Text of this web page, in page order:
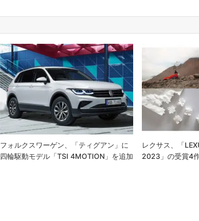
フォルクスワーゲン、「ティグアン」に
四輪駆動モデル「TSI 4MOTION」を追加
レクサス、「
2023」の受賞4